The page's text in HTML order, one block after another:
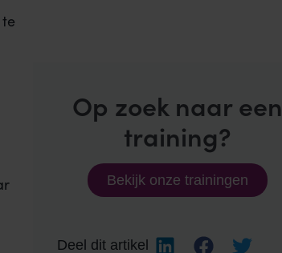
Op zoek naar een
training?
Bekijk onze trainingen
Deel dit artikel